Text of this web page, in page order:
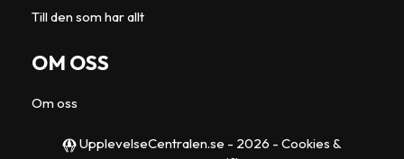
Till den som har allt
OM OSS
Om oss
UpplevelseCentralen.se - 2026 - Cookies &